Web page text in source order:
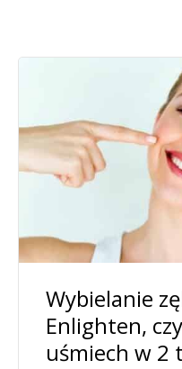
Wybielanie
Enlighten,
uśmiech w 2